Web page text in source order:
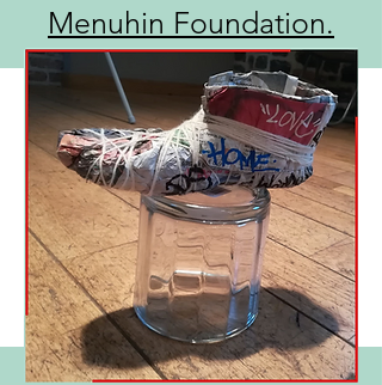
Menuhin Foundation.